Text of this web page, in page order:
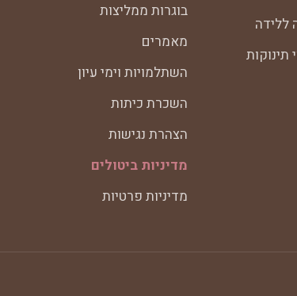
ללידה
תינוקות
בוגרות ממליצות
מאמרים
השתלמויות וימי עיון
השכרת כיתות
הצהרת נגישות
מדיניות ביטולים
מדיניות פרטיות